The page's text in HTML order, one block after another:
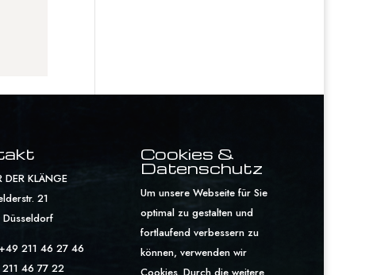
DER KLÄNGE
21
211 46 27 46
46 77 22
Cookies &
Datenschutz
Um unsere Webseite für Sie
optimal zu gestalten und
fortlaufend verbessern zu
können, verwenden wir